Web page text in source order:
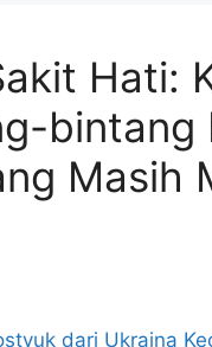
Hati:
bintang
Masih